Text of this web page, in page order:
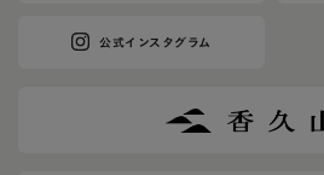
公式インスタグラム